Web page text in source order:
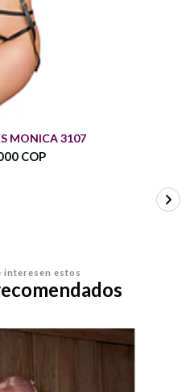
MONICA 3107
COP
interesen estos